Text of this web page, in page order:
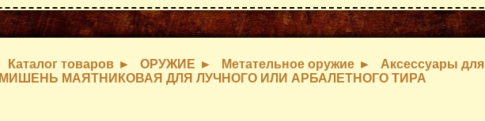
Каталог товаров ОРУЖИЕ Метательное оружие
Аксессуары для
МИШЕНЬ МАЯТНИКОВАЯ ДЛЯ ЛУЧНОГО ИЛИ АРБАЛЕТНОГО ТИРА